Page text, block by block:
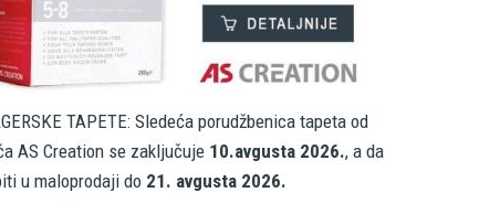
TAPETE: Sledeća porudžbenica tapeta od
AS Creation se zaključuje 10.avgusta 2026., a da
u maloprodaji do 21. avgusta 2026.